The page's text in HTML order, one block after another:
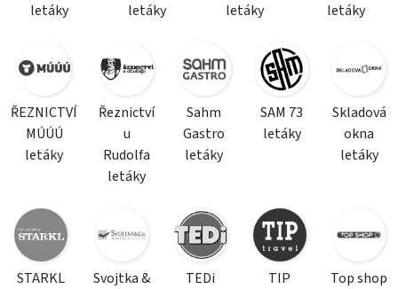
letáky
letáky
letáky
letáky
ŘEZNICTVÍ
MÚÚÚ
letáky
Řeznictví
u
Rudolfa
letáky
Sahm
Gastro
letáky
SAM 73
letáky
Skladová
okna
letáky
STARKL
Svojtka &
TEDi
TIP
Top shop